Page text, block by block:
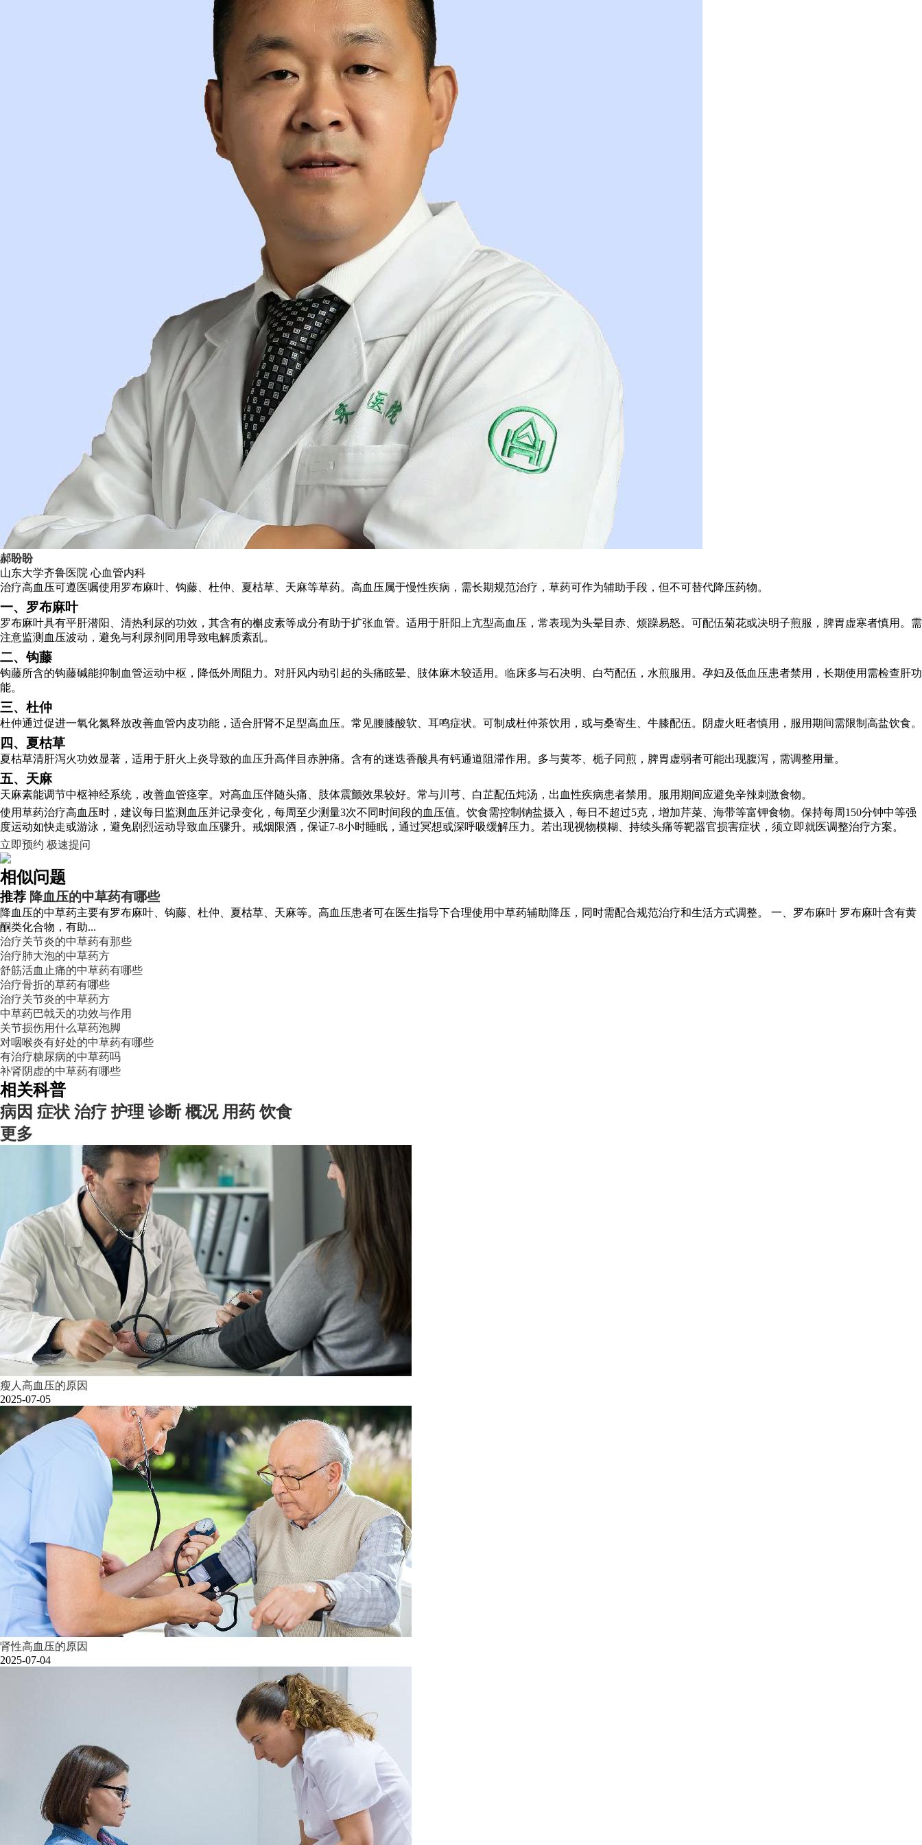
郝盼盼
山东大学齐鲁医院 心血管内科
治疗高血压可遵医嘱使用罗布麻叶、钩藤、杜仲、夏枯草、天麻等草药。高血压属于慢性疾病，需长期规范治疗，草药可作为辅助手段，但不可替代降压药物。
一、罗布麻叶
罗布麻叶具有平肝潜阳、清热利尿的功效，其含有的槲皮素等成分有助于扩张血管。适用于肝阳上亢型高血压，常表现为头晕目赤、烦躁易怒。可配伍菊花或决明子煎服，脾胃虚寒者慎用。需
注意监测血压波动，避免与利尿剂同用导致电解质紊乱。
二、钩藤
钩藤所含的钩藤碱能抑制血管运动中枢，降低外周阻力。对肝风内动引起的头痛眩晕、肢体麻木较适用。临床多与石决明、白芍配伍，水煎服用。孕妇及低血压患者禁用，长期使用需检查肝功
能。
三、杜仲
杜仲通过促进一氧化氮释放改善血管内皮功能，适合肝肾不足型高血压。常见腰膝酸软、耳鸣症状。可制成杜仲茶饮用，或与桑寄生、牛膝配伍。阴虚火旺者慎用，服用期间需限制高盐饮食。
四、夏枯草
夏枯草清肝泻火功效显著，适用于肝火上炎导致的血压升高伴目赤肿痛。含有的迷迭香酸具有钙通道阻滞作用。多与黄芩、栀子同煎，脾胃虚弱者可能出现腹泻，需调整用量。
五、天麻
天麻素能调节中枢神经系统，改善血管痉挛。对高血压伴随头痛、肢体震颤效果较好。常与川芎、白芷配伍炖汤，出血性疾病患者禁用。服用期间应避免辛辣刺激食物。
使用草药治疗高血压时，建议每日监测血压并记录变化，每周至少测量3次不同时间段的血压值。饮食需控制钠盐摄入，每日不超过5克，增加芹菜、海带等富钾食物。保持每周150分钟中等强
度运动如快走或游泳，避免剧烈运动导致血压骤升。戒烟限酒，保证7-8小时睡眠，通过冥想或深呼吸缓解压力。若出现视物模糊、持续头痛等靶器官损害症状，须立即就医调整治疗方案。
立即预约 极速提问
相似问题
推荐 降血压的中草药有哪些
降血压的中草药主要有罗布麻叶、钩藤、杜仲、夏枯草、天麻等。高血压患者可在医生指导下合理使用中草药辅助降压，同时需配合规范治疗和生活方式调整。 一、罗布麻叶 罗布麻叶含有黄
酮类化合物，有助...
治疗关节炎的中草药有那些
治疗肺大泡的中草药方
舒筋活血止痛的中草药有哪些
治疗骨折的草药有哪些
治疗关节炎的中草药方
中草药巴戟天的功效与作用
关节损伤用什么草药泡脚
对咽喉炎有好处的中草药有哪些
有治疗糖尿病的中草药吗
补肾阴虚的中草药有哪些
相关科普
病因 症状 治疗 护理 诊断 概况 用药 饮食
更多
瘦人高血压的原因
2025-07-05
肾性高血压的原因
2025-07-04